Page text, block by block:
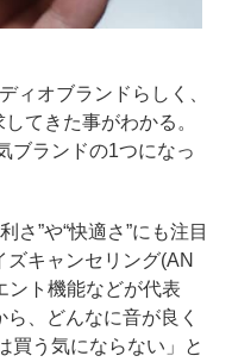
ィオブランドらしく、
てきた事がわかる。
ブランドの1つになっ
さ”や“快適さ”にも注目
キャンセリング(AN
ント機能などが代表
、どんなに音が良く
買う気にならない」と